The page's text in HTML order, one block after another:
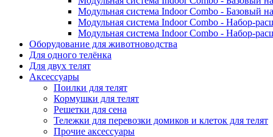
Модульная система Indoor Combo - Базовый
Модульная система Indoor Combo - Набор-
Модульная система Indoor Combo - Набор-
Оборудование для животноводства
Для одного телёнка
Для двух телят
Аксессуары
Поилки для телят
Кормушки для телят
Решетки для сена
Тележки для перевозки домиков и клеток для телят
Прочие аксессуары